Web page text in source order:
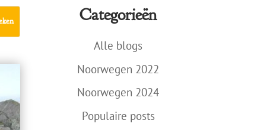
Categorieën
Alle blogs
Noorwegen 2022
Noorwegen 2024
Populaire posts